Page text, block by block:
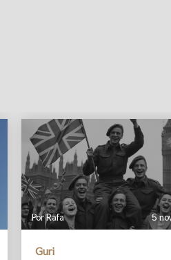
Por Rafa 5
Guri